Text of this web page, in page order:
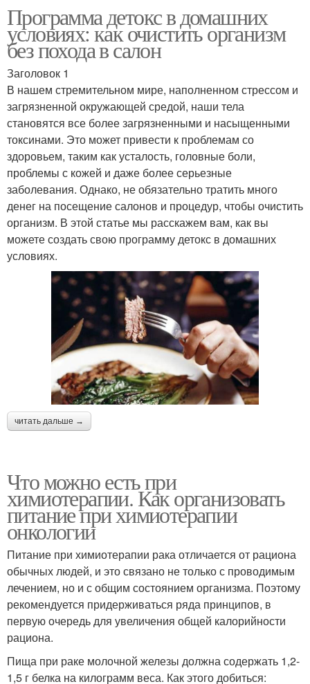
Программа детокс в домашних
условиях: как очистить организм
без похода в салон
Заголовок 1
В нашем стремительном мире, наполненном стрессом и
загрязненной окружающей средой, наши тела
становятся все более загрязненными и насыщенными
токсинами. Это может привести к проблемам со
здоровьем, таким как усталость, головные боли,
проблемы с кожей и даже более серьезные
заболевания. Однако, не обязательно тратить много
денег на посещение салонов и процедур, чтобы очистить
организм. В этой статье мы расскажем вам, как вы
можете создать свою программу детокс в домашних
условиях.
читать дальше →
Что можно есть при
химиотерапии. Как организовать
питание при химиотерапии
онкологии
Питание при химиотерапии рака отличается от рациона
обычных людей, и это связано не только с проводимым
лечением, но и с общим состоянием организма. Поэтому
рекомендуется придерживаться ряда принципов, в
первую очередь для увеличения общей калорийности
рациона.
Пища при раке молочной железы должна содержать 1,2-
1,5 г белка на килограмм веса. Как этого добиться: